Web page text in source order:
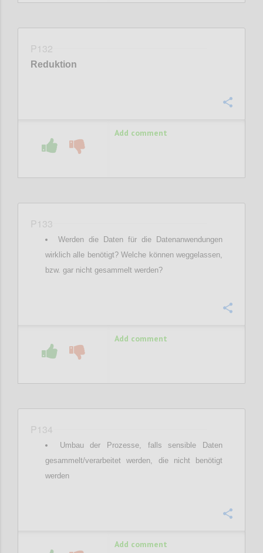
P132
Reduktion
Add comment
P133
Werden die Daten für die Datenanwendungen
wirklich alle benötigt? Welche können weggelassen,
bzw. gar nicht gesammelt werden?
Add comment
P134
Umbau der Prozesse, falls sensible Daten
gesammelt/verarbeitet werden, die nicht benötigt
werden
Add comment